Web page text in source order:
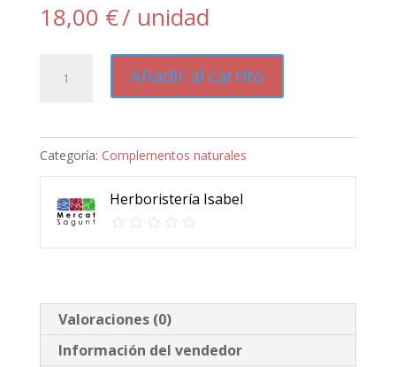
18,00 €/ unidad
biotina
90
uds
Añadir al carrito
Categoría: Complementos naturales
Herboristería Isabel
Valoraciones (0)
Información del vendedor